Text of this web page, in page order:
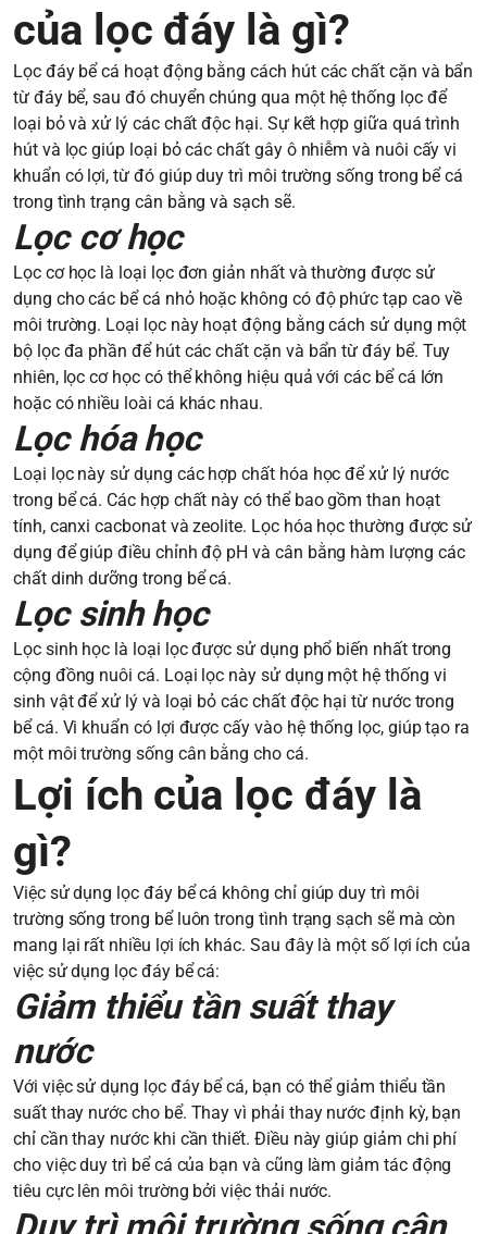
của lọc đáy là gì?
Lọc đáy bể cá hoạt động bằng cách hút các chất cặn và bẩn
từ đáy bể, sau đó chuyển chúng qua một hệ thống lọc để
loại bỏ và xử lý các chất độc hại. Sự kết hợp giữa quá trình
hút và lọc giúp loại bỏ các chất gây ô nhiễm và nuôi cấy vi
khuẩn có lợi, từ đó giúp duy trì môi trường sống trong bể cá
trong tình trạng cân bằng và sạch sẽ.
Lọc cơ học
Lọc cơ học là loại lọc đơn giản nhất và thường được sử
dụng cho các bể cá nhỏ hoặc không có độ phức tạp cao về
môi trường. Loại lọc này hoạt động bằng cách sử dụng một
bộ lọc đa phần để hút các chất cặn và bẩn từ đáy bể. Tuy
nhiên, lọc cơ học có thể không hiệu quả với các bể cá lớn
hoặc có nhiều loài cá khác nhau.
Lọc hóa học
Loại lọc này sử dụng các hợp chất hóa học để xử lý nước
trong bể cá. Các hợp chất này có thể bao gồm than hoạt
tính, canxi cacbonat và zeolite. Lọc hóa học thường được sử
dụng để giúp điều chỉnh độ pH và cân bằng hàm lượng các
chất dinh dưỡng trong bể cá.
Lọc sinh học
Lọc sinh học là loại lọc được sử dụng phổ biến nhất trong
cộng đồng nuôi cá. Loại lọc này sử dụng một hệ thống vi
sinh vật để xử lý và loại bỏ các chất độc hại từ nước trong
bể cá. Vi khuẩn có lợi được cấy vào hệ thống lọc, giúp tạo ra
một môi trường sống cân bằng cho cá.
Lợi ích của lọc đáy là
gì?
Việc sử dụng lọc đáy bể cá không chỉ giúp duy trì môi
trường sống trong bể luôn trong tình trạng sạch sẽ mà còn
mang lại rất nhiều lợi ích khác. Sau đây là một số lợi ích của
việc sử dụng lọc đáy bể cá:
Giảm thiểu tần suất thay
nước
Với việc sử dụng lọc đáy bể cá, bạn có thể giảm thiểu tần
suất thay nước cho bể. Thay vì phải thay nước định kỳ, bạn
chỉ cần thay nước khi cần thiết. Điều này giúp giảm chi phí
cho việc duy trì bể cá của bạn và cũng làm giảm tác động
tiêu cực lên môi trường bởi việc thải nước.